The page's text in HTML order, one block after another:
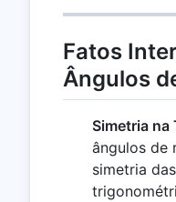
Fatos
Ângulos
Simetria na
ângulos de
simetria